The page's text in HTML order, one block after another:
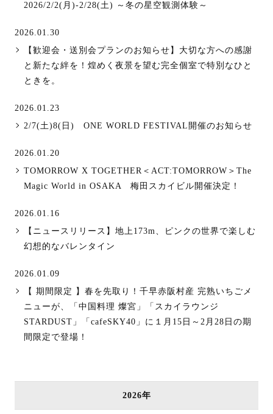
2026/2/2(月)-2/28(土) ～冬の星空観測体験～
2026.01.30
【歓迎会・送別会プランのお知らせ】大切な方への感謝
と新たな絆を！煌めく夜景を望む完全個室で特別なひと
ときを。
2026.01.23
2/7(土)8(日) ONE WORLD FESTIVAL開催のお知らせ
2026.01.20
TOMORROW X TOGETHER＜ACT:TOMORROW＞The
Magic World in OSAKA 梅田スカイビル開催決定！
2026.01.16
【ニュースリリース】地上173m、ピンクの世界で楽しむ
幻想的なバレンタイン
2026.01.09
【 期間限定 】春を先取り！千早赤阪村産 完熟いちごメ
ニューが、「中国料理 燦宮」「スカイラウンジ
STARDUST」「cafeSKY40」に１月15日～2月28日の期
間限定で登場！
2026年